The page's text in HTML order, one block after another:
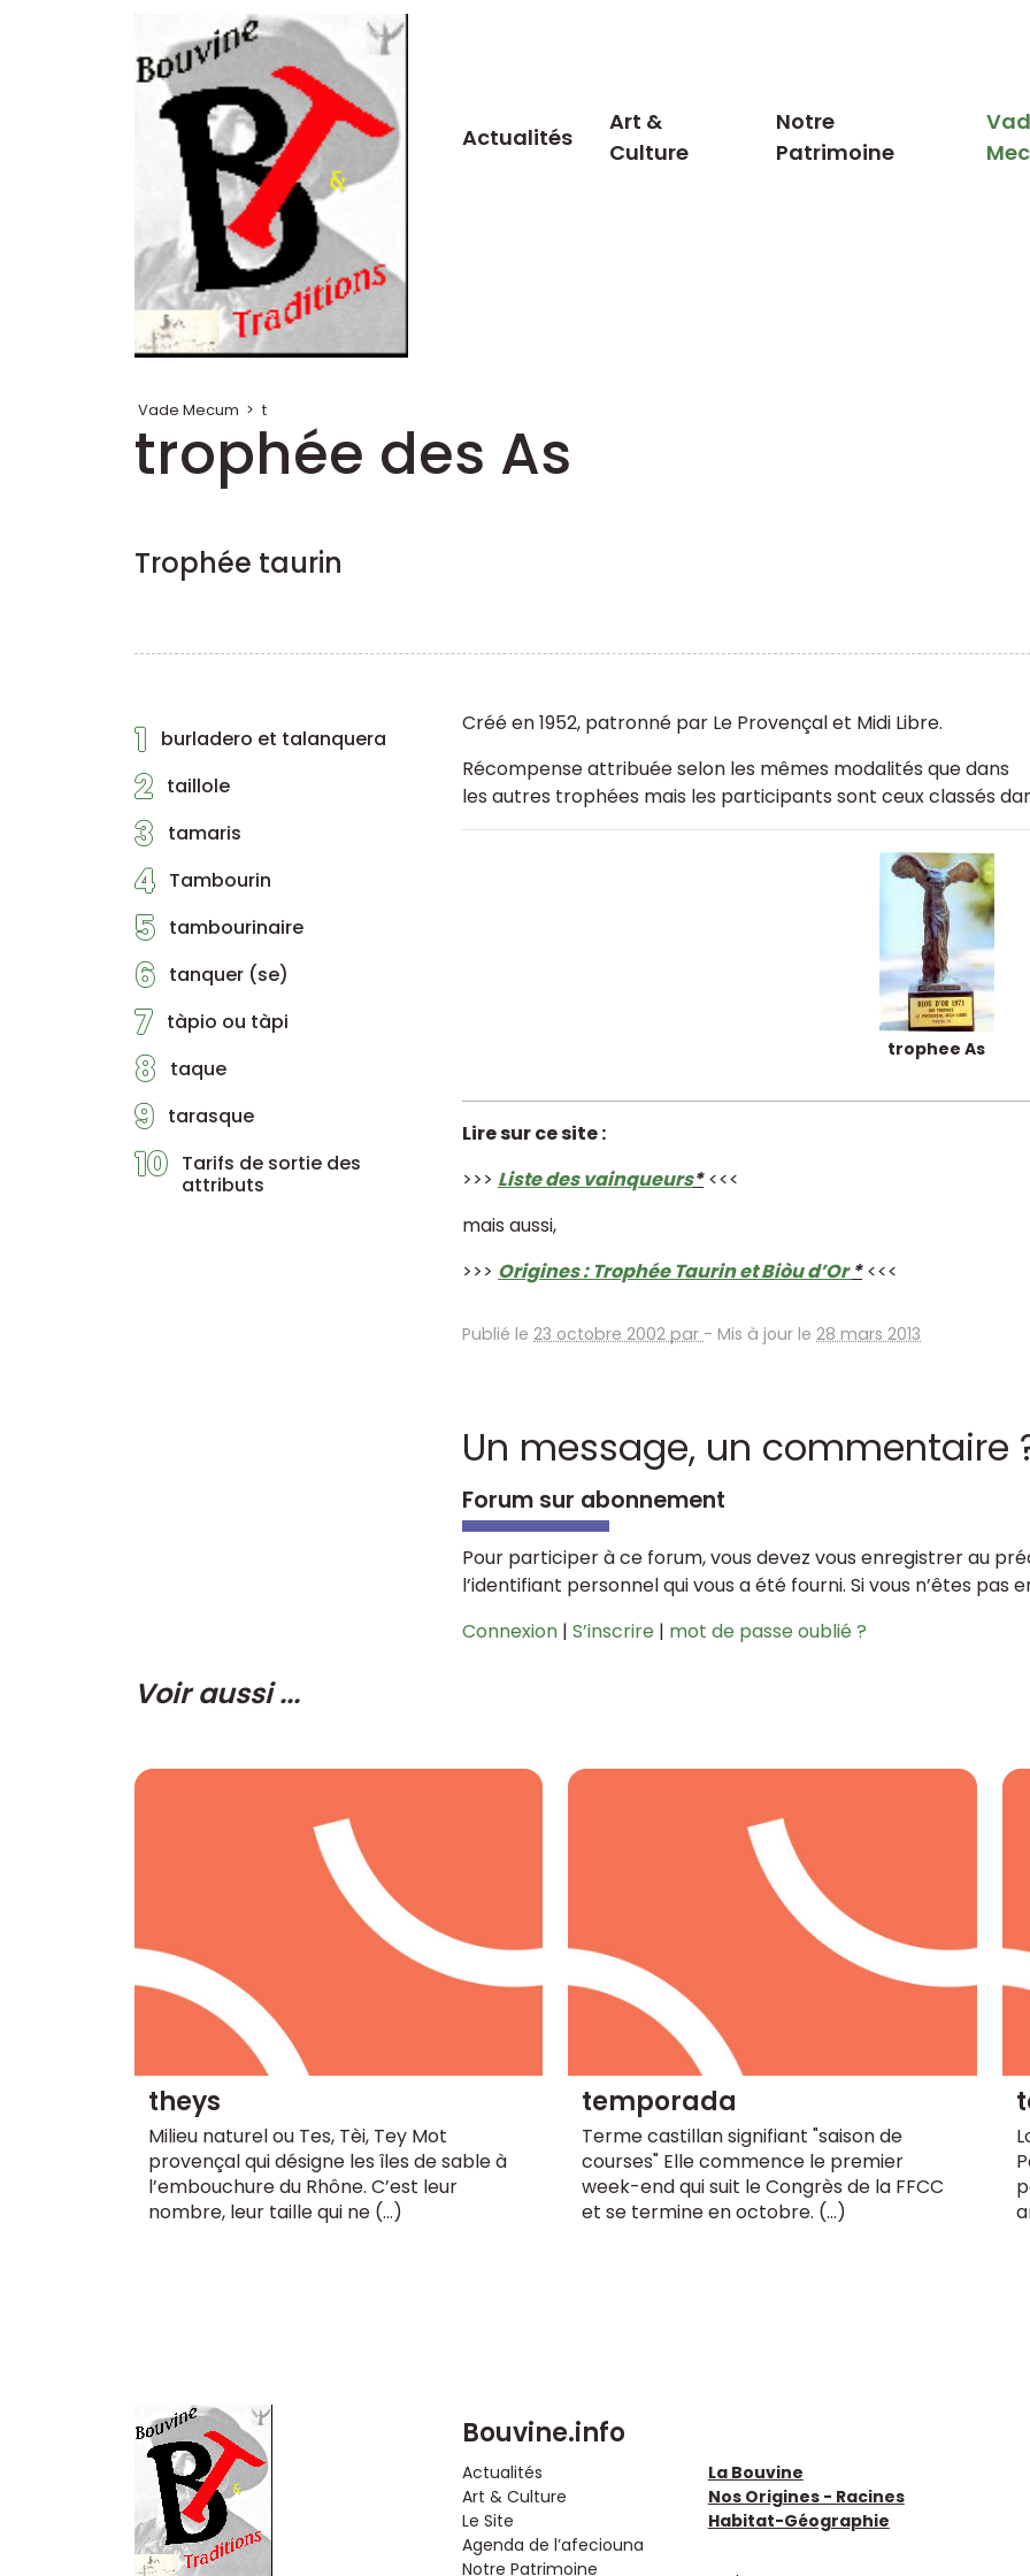
Actualités
Art &
Culture
Notre
Patrimoine
Vade Mecum > t
trophée des As
Trophée taurin
1 burladero et talanquera
2 taillole
3 tamaris
4 Tambourin
5 tambourinaire
6 tanquer (se)
7 tàpio ou tàpi
8 taque
9 tarasque
10 Tarifs de sortie des
attributs
Créé en 1952, patronné par Le Provençal et Midi Libre.
Récompense attribuée selon les mêmes modalités que dans
les autres trophées mais les participants sont ceux classés
trophee As
Lire sur ce site :
>>> Liste des vainqueurs* <<<
mais aussi,
>>> Origines : Trophée Taurin et Biòu d’Or* <<<
Publié le 23 octobre 2002 par - Mis à jour le 28 mars 2013
Un message, un commentaire
Forum sur abonnement
Pour participer à ce forum, vous devez vous enregistrer au
l’identifiant personnel qui vous a été fourni. Si vous n’êtes pas
Connexion | S’inscrire | mot de passe oublié ?
Voir aussi ...
theys
Milieu naturel ou Tes, Tèi, Tey Mot
provençal qui désigne les îles de sable à
l’embouchure du Rhône. C’est leur
nombre, leur taille qui ne (…)
temporada
Terme castillan signifiant "saison de
courses" Elle commence le premier
week-end qui suit le Congrès de la FFCC
et se termine en octobre. (…)
Bouvine.info
Actualités
Art & Culture
Le Site
Agenda de l’afeciouna
Notre Patrimoine
La Bouvine
Nos Origines - Racines
Habitat-Géographie